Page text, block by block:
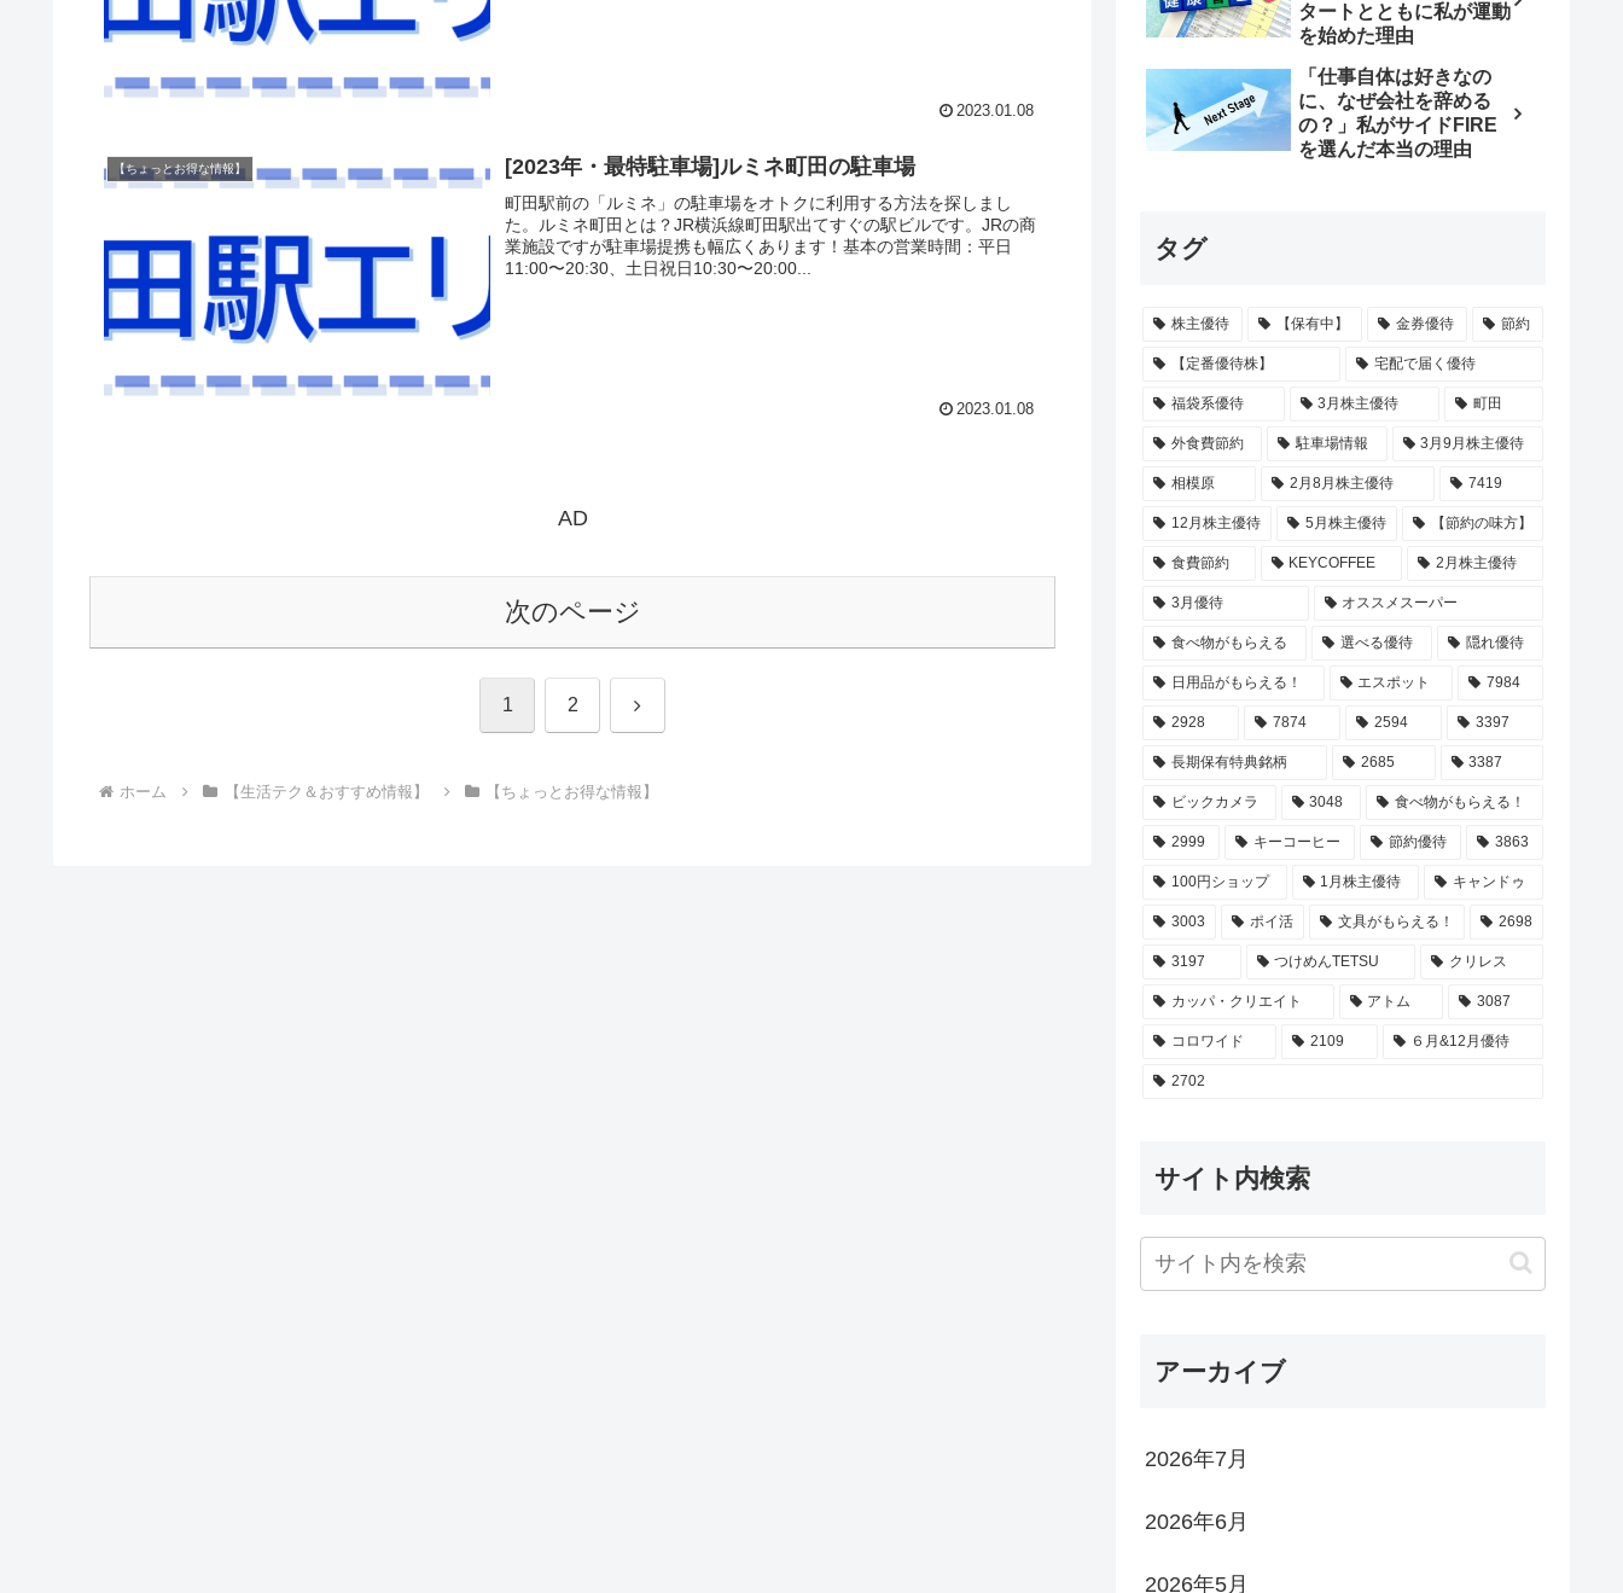
2023.01.08
【ちょっとお得な情報】 [2023年・最特駐車場]ルミネ町田の駐車場
町田駅前の「ルミネ」の駐車場をオトクに利用する方法を探しまし
た。ルミネ町田とは？JR横浜線町田駅出てすぐの駅ビルです。JRの商
業施設ですが駐車場提携も幅広くあります！基本の営業時間：平日
11:00〜20:30、土日祝日10:30〜20:00...
2023.01.08
AD
次のページ
1 2 次
ホーム 【生活テク＆おすすめ情報】 【ちょっとお得な情報】
タートとともに私が運動
を始めた理由
「仕事自体は好きなの
に、なぜ会社を辞める
の？」私がサイドFIRE
を選んだ本当の理由
タグ
株主優待 【保有中】 金券優待 節約
【定番優待株】 宅配で届く優待
福袋系優待 3月株主優待 町田
外食費節約 駐車場情報 3月9月株主優待
相模原 2月8月株主優待 7419
12月株主優待 5月株主優待 【節約の味方】
食費節約 KEYCOFFEE 2月株主優待
3月優待 オススメスーパー
食べ物がもらえる 選べる優待 隠れ優待
日用品がもらえる！ エスポット 7984
2928 7874 2594 3397
長期保有特典銘柄 2685 3387
ビックカメラ 3048 食べ物がもらえる！
2999 キーコーヒー 節約優待 3863
100円ショップ 1月株主優待 キャンドゥ
3003 ポイ活 文具がもらえる！ 2698
3197 つけめんTETSU クリレス
カッパ・クリエイト アトム 3087
コロワイド 2109 ６月&12月優待
2702
サイト内検索
アーカイブ
2026年7月
2026年6月
2026年5月